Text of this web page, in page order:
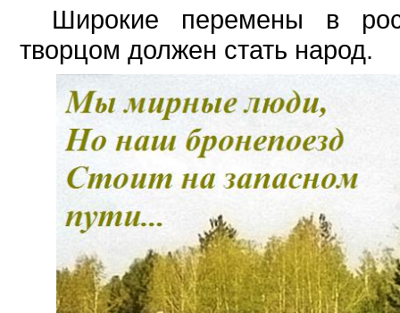
Широкие перемены в
творцом должен стать народ.